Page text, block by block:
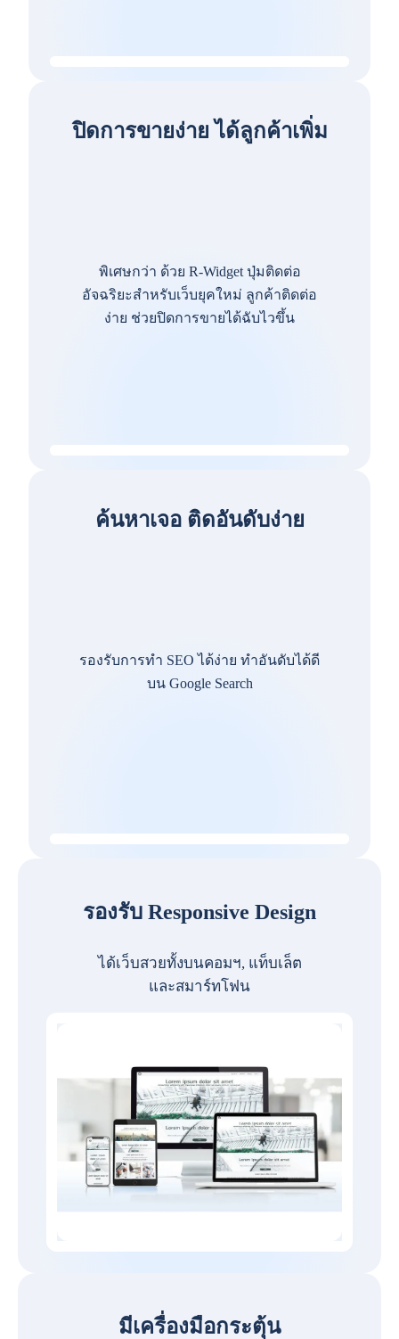
ปิดการขายง่าย ได้ลูกค้าเพิ่ม
พิเศษกว่า ด้วย R-Widget ปุ่มติดต่อ
อัจฉริยะสำหรับเว็บยุคใหม่ ลูกค้าติดต่อ
ง่าย ช่วยปิดการขายได้ฉับไวขึ้น
ค้นหาเจอ ติดอันดับง่าย
รองรับการทำ SEO ได้ง่าย ทำอันดับได้ดี
บน Google Search
รองรับ Responsive Design
ได้เว็บสวยทั้งบนคอมฯ, แท็บเล็ต
และสมาร์ทโฟน
มีเครื่องมือกระตุ้น